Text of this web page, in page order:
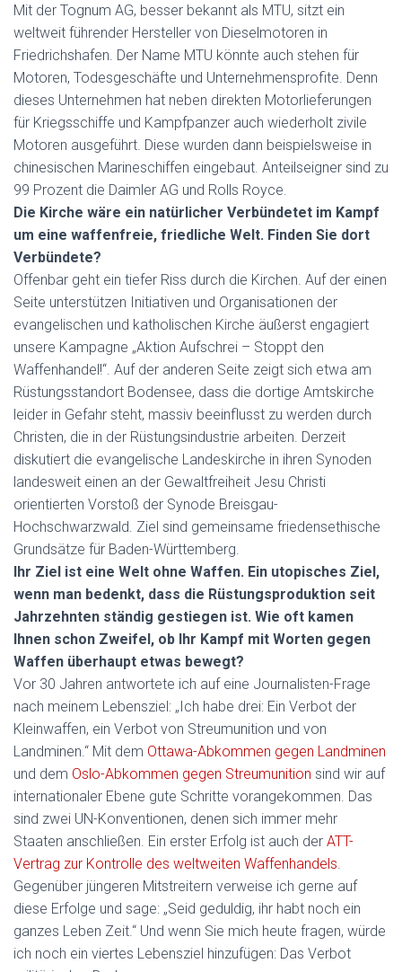
Mit der Tognum AG, besser bekannt als MTU, sitzt ein
weltweit führender Hersteller von Dieselmotoren in
Friedrichshafen. Der Name MTU könnte auch stehen für
Motoren, Todesgeschäfte und Unternehmensprofite. Denn
dieses Unternehmen hat neben direkten Motorlieferungen
für Kriegsschiffe und Kampfpanzer auch wiederholt zivile
Motoren ausgeführt. Diese wurden dann beispielsweise in
chinesischen Marineschiffen eingebaut. Anteilseigner sind zu
99 Prozent die Daimler AG und Rolls Royce.
Die Kirche wäre ein natürlicher Verbündetet im Kampf
um eine waffenfreie, friedliche Welt. Finden Sie dort
Verbündete?
Offenbar geht ein tiefer Riss durch die Kirchen. Auf der einen
Seite unterstützen Initiativen und Organisationen der
evangelischen und katholischen Kirche äußerst engagiert
unsere Kampagne „Aktion Aufschrei – Stoppt den
Waffenhandel!“. Auf der anderen Seite zeigt sich etwa am
Rüstungsstandort Bodensee, dass die dortige Amtskirche
leider in Gefahr steht, massiv beeinflusst zu werden durch
Christen, die in der Rüstungsindustrie arbeiten. Derzeit
diskutiert die evangelische Landeskirche in ihren Synoden
landesweit einen an der Gewaltfreiheit Jesu Christi
orientierten Vorstoß der Synode Breisgau-
Hochschwarzwald. Ziel sind gemeinsame friedensethische
Grundsätze für Baden-Württemberg.
Ihr Ziel ist eine Welt ohne Waffen. Ein utopisches Ziel,
wenn man bedenkt, dass die Rüstungsproduktion seit
Jahrzehnten ständig gestiegen ist. Wie oft kamen
Ihnen schon Zweifel, ob Ihr Kampf mit Worten gegen
Waffen überhaupt etwas bewegt?
Vor 30 Jahren antwortete ich auf eine Journalisten-Frage
nach meinem Lebensziel: „Ich habe drei: Ein Verbot der
Kleinwaffen, ein Verbot von Streumunition und von
Landminen.“ Mit dem Ottawa-Abkommen gegen Landminen
und dem Oslo-Abkommen gegen Streumunition sind wir auf
internationaler Ebene gute Schritte vorangekommen. Das
sind zwei UN-Konventionen, denen sich immer mehr
Staaten anschließen. Ein erster Erfolg ist auch der ATT-
Vertrag zur Kontrolle des weltweiten Waffenhandels.
Gegenüber jüngeren Mitstreitern verweise ich gerne auf
diese Erfolge und sage: „Seid geduldig, ihr habt noch ein
ganzes Leben Zeit.“ Und wenn Sie mich heute fragen, würde
ich noch ein viertes Lebensziel hinzufügen: Das Verbot